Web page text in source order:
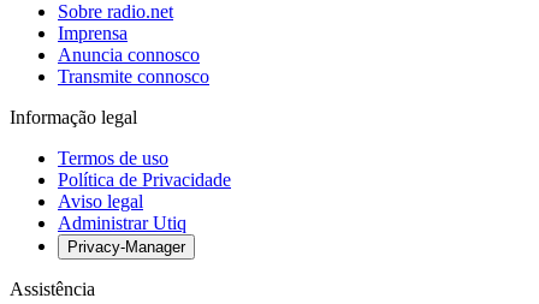
Sobre radio.net
Imprensa
Anuncia connosco
Transmite connosco
Informação legal
Termos de uso
Política de Privacidade
Aviso legal
Administrar Utiq
Privacy-Manager
Assistência